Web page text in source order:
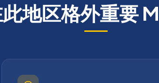
地区格外重要